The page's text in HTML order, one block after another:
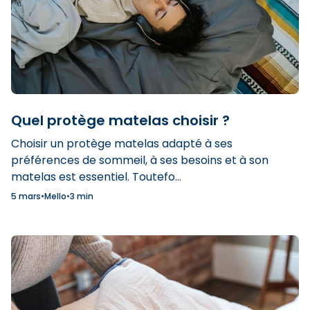
Quel protège matelas choisir ?
Choisir un protège matelas adapté à ses
préférences de sommeil, à ses besoins et à son
matelas est essentiel. Toutefo...
5 mars•Mello•3 min